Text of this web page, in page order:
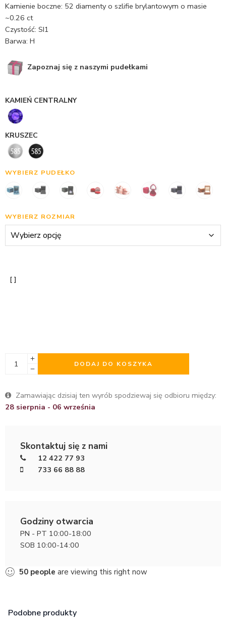
Kamienie boczne: 52 diamenty o szlifie brylantowym o masie
~0.26 ct
Czystość: SI1
Barwa: H
Zapoznaj się z naszymi pudełkami
KAMIEŃ CENTRALNY
KRUSZEC
WYBIERZ PUDEŁKO
WYBIERZ ROZMIAR
DODAJ DO KOSZYKA
Zamawiając dzisiaj ten wyrób spodziewaj się odbioru między:
28 sierpnia - 06 września
Skontaktuj się z nami
12 422 77 93
733 66 88 88
Godziny otwarcia
PN - PT 10:00-18:00
SOB 10:00-14:00
50 people are viewing this right now
Podobne produkty